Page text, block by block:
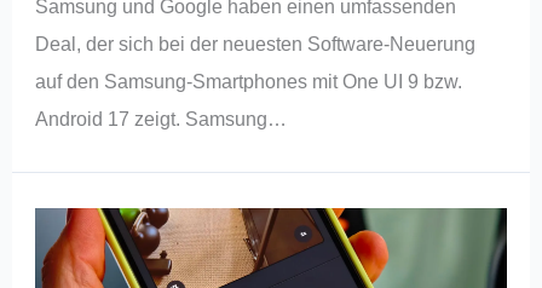
Samsung und Google haben einen umfassenden
Deal, der sich bei der neuesten Software-Neuerung
auf den Samsung-Smartphones mit One UI 9 bzw.
Android 17 zeigt. Samsung…